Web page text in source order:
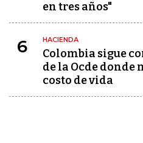
en tres años"
6 HACIENDA
Colombia sigue
de la Ocde donde
costo de vida